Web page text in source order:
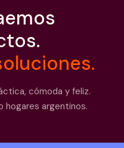
cómoda y feliz.
hogares argentinos.